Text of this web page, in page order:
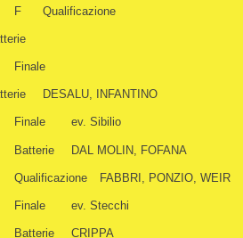
F Qualificazione
Finale
DESALU, INFANTINO
Finale ev. Sibilio
Batterie DAL MOLIN, FOFANA
Qualificazione FABBRI, PONZIO, WEIR
Finale ev. Stecchi
Batterie CRIPPA